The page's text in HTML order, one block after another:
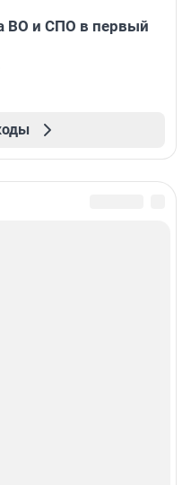
ВО и СПО в первый